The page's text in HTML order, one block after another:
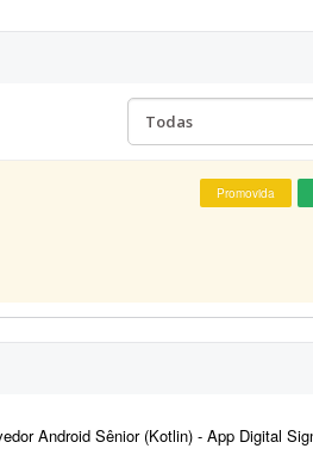
Promovida
Digital Signage 24/7 (Kiosk Mode / Media3) Descrição do Projeto: A Kambo Tecnologia